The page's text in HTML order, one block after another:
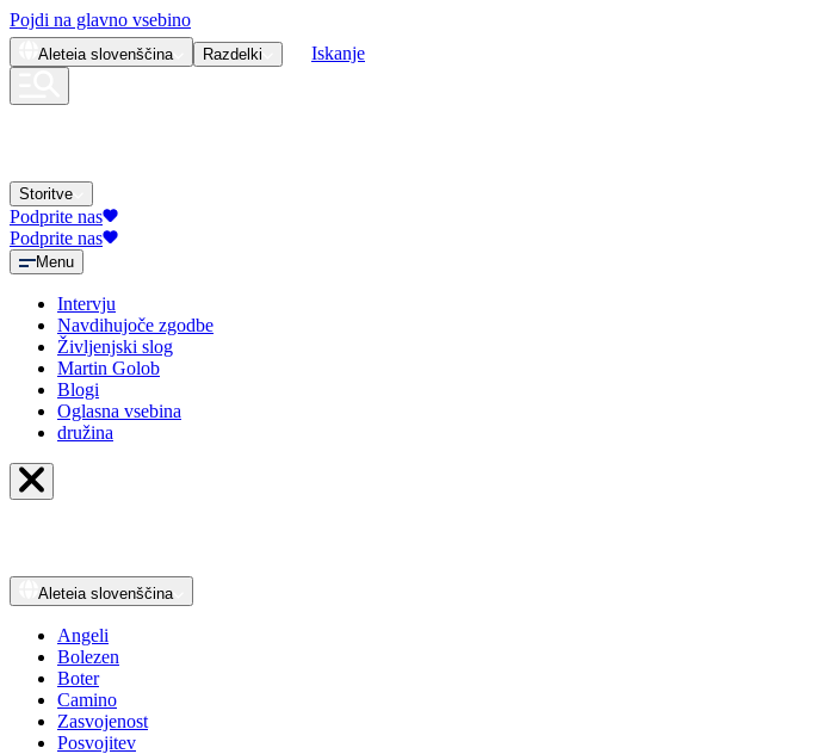
Pojdi na glavno vsebino
Aleteia slovenščina Razdelki Iskanje
Storitve
Podprite nas
Podprite nas
Menu
Intervju
Navdihujoče zgodbe
Življenjski slog
Martin Golob
Blogi
Oglasna vsebina
družina
Aleteia slovenščina
Angeli
Bolezen
Boter
Camino
Zasvojenost
Posvojitev